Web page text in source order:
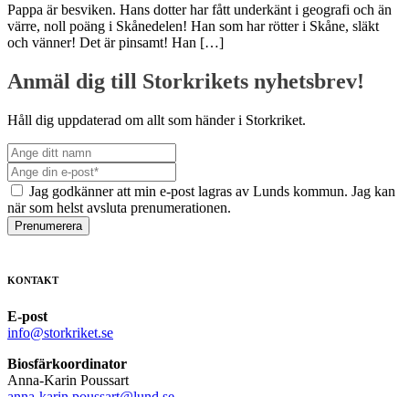
Pappa är besviken. Hans dotter har fått underkänt i geografi och än
värre, noll poäng i Skånedelen! Han som har rötter i Skåne, släkt
och vänner! Det är pinsamt! Han […]
Anmäl dig till Storkrikets nyhetsbrev!
Håll dig uppdaterad om allt som händer i Storkriket.
Jag godkänner att min e-post lagras av Lunds kommun. Jag kan
när som helst avsluta prenumerationen.
Prenumerera
KONTAKT
E-post
info@storkriket.se
Biosfärkoordinator
Anna-Karin Poussart